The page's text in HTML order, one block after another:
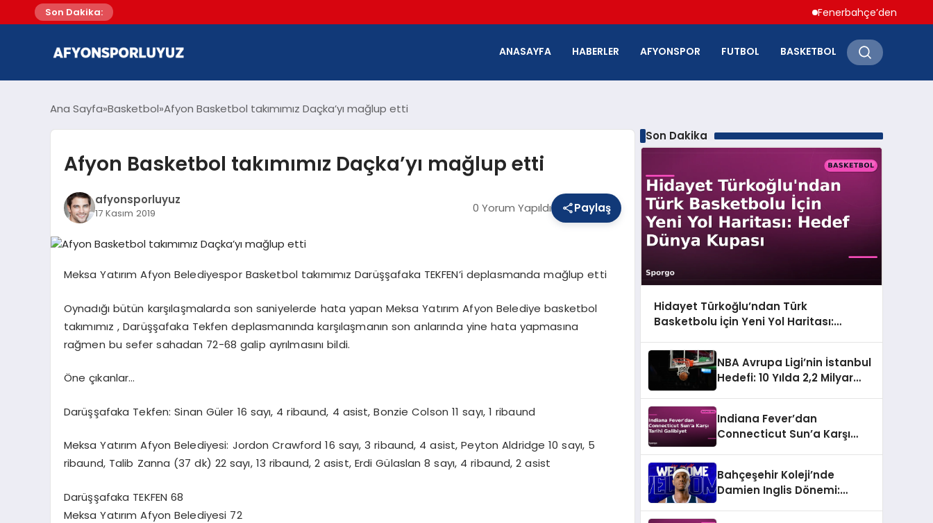
Son Dakika: Fenerbahçe’den Hakan
ANASAYFA HABERLER AFYONSPOR FUTBOL BASKETBOL
Ana Sayfa Basketbol Afyon Basketbol takımımız Daçka’yı mağlup etti
Afyon Basketbol takımımız Daçka’yı mağlup etti
afyonsporluyuz
17 Kasım 2019 0 Yorum Yapıldı Paylaş
Meksa Yatırım Afyon Belediyespor Basketbol takımımız Darüşşafaka TEKFEN’i deplasmanda mağlup etti
Oynadığı bütün karşılaşmalarda son saniyelerde hata yapan Meksa Yatırım Afyon Belediye basketbol
takımımız , Darüşşafaka Tekfen deplasmanında karşılaşmanın son anlarında yine hata yapmasına
rağmen bu sefer sahadan 72-68 galip ayrılmasını bildi.
Öne çıkanlar…
Darüşşafaka Tekfen: Sinan Güler 16 sayı, 4 ribaund, 4 asist, Bonzie Colson 11 sayı, 1 ribaund
Meksa Yatırım Afyon Belediyesi: Jordon Crawford 16 sayı, 3 ribaund, 4 asist, Peyton Aldridge 10 sayı, 5
ribaund, Talib Zanna (37 dk) 22 sayı, 13 ribaund, 2 asist, Erdi Gülaslan 8 sayı, 4 ribaund, 2 asist
Darüşşafaka TEKFEN 68
Meksa Yatırım Afyon Belediyesi 72
Son Dakika
Hidayet Türkoğlu’ndan Türk
Basketbolu İçin Yeni Yol Haritası:
NBA Avrupa Ligi’nin İstanbul
Hedefi: 10 Yılda 2,2 Milyar
Indiana Fever’dan
Connecticut Sun’a Karşı
Bahçeşehir Koleji’nde
Damien Inglis Dönemi: